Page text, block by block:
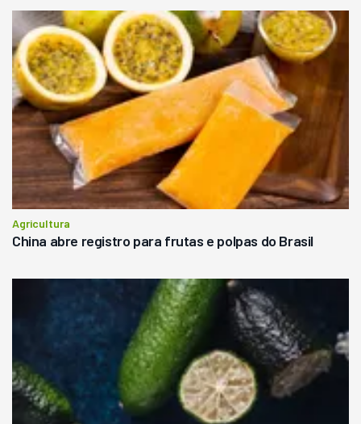
Agricultura
China abre registro para frutas e polpas do Brasil